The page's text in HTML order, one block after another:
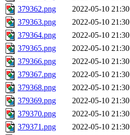
379362.png
2022-05-10 21:30
379363.png
2022-05-10 21:30
379364.png
2022-05-10 21:30
379365.png
2022-05-10 21:30
379366.png
2022-05-10 21:30
379367.png
2022-05-10 21:30
379368.png
2022-05-10 21:30
379369.png
2022-05-10 21:30
379370.png
2022-05-10 21:30
379371.png
2022-05-10 21:30